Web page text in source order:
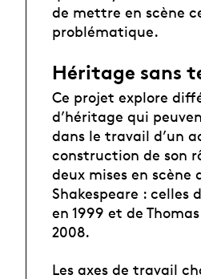
de mettre en scène
problématique.
Héritage sans
Ce projet explore
d’héritage qui
dans le travail d’un
construction de son
deux mises en scène
Shakespeare : celles
en 1999 et de
2008.
Les axes de travail